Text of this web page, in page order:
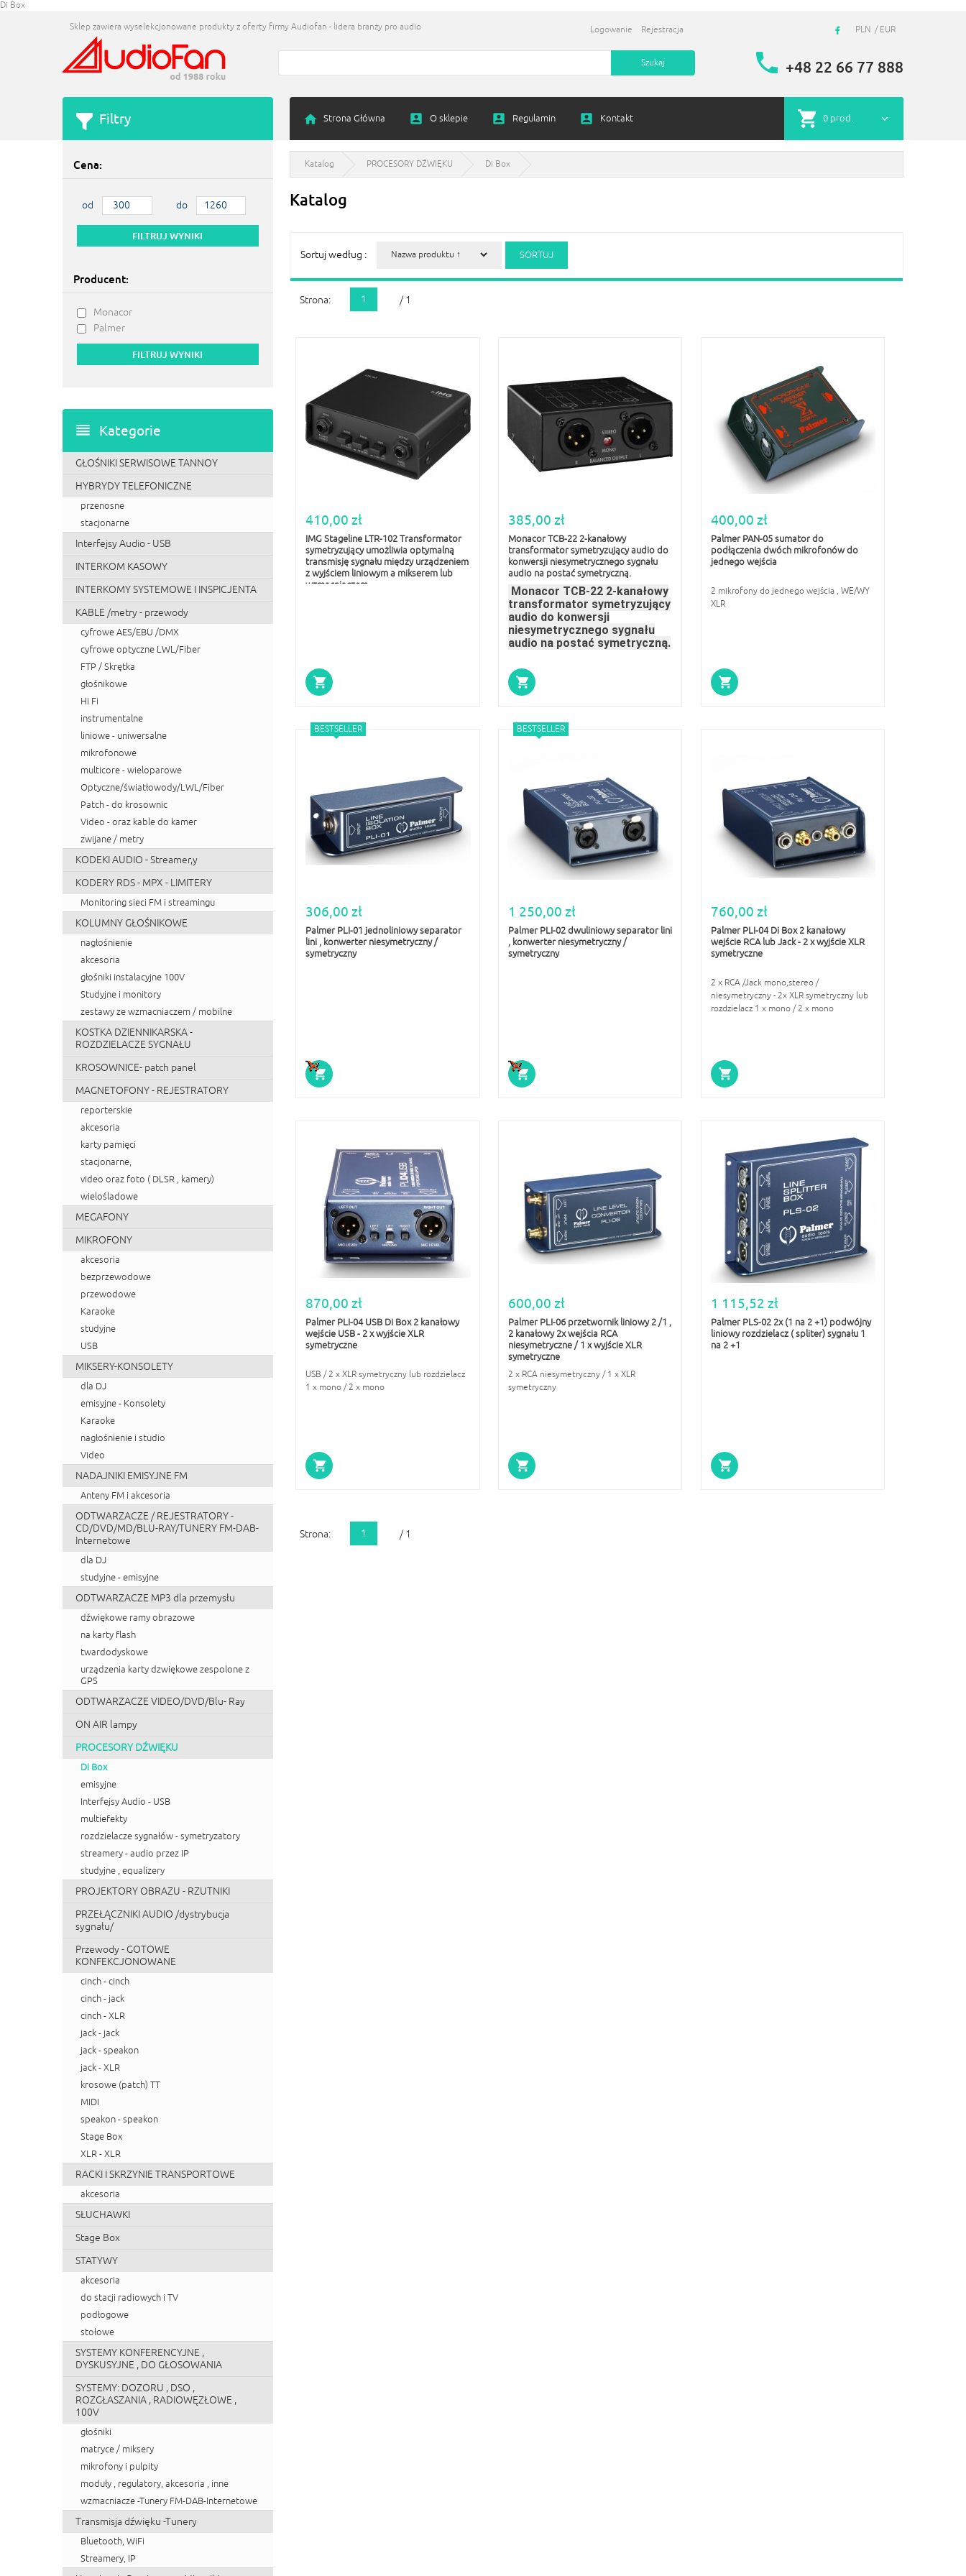
Di Box
Strona Główna O sklepie Regulamin Kontakt 0 prod.
Logowanie Rejestracja
Sklep zawiera wyselekcjonowane produkty z oferty firmy Audiofan - lidera branży pro audio
+48 22 66 77 888
PLN EUR
Filtry
Cena:
od do
Producent:
Monacor
Palmer
Kategorie
GŁOŚNIKI SERWISOWE TANNOY
HYBRYDY TELEFONICZNE
przenosne
stacjonarne
Interfejsy Audio - USB
INTERKOM KASOWY
INTERKOMY SYSTEMOWE I INSPICJENTA
KABLE /metry - przewody
cyfrowe AES/EBU /DMX
cyfrowe optyczne LWL/Fiber
FTP / Skrętka
głośnikowe
Hi Fi
instrumentalne
liniowe - uniwersalne
mikrofonowe
multicore - wieloparowe
Optyczne/światłowody/LWL/Fiber
Patch - do krosownic
Video - oraz kable do kamer
zwijane / metry
KODEKI AUDIO - Streamer,y
KODERY RDS - MPX - LIMITERY
Monitoring sieci FM i streamingu
KOLUMNY GŁOŚNIKOWE
nagłośnienie
akcesoria
głośniki instalacyjne 100V
Studyjne i monitory
zestawy ze wzmacniaczem / mobilne
KOSTKA DZIENNIKARSKA -
ROZDZIELACZE SYGNAŁU
KROSOWNICE- patch panel
MAGNETOFONY - REJESTRATORY
reporterskie
akcesoria
karty pamięci
stacjonarne,
video oraz foto ( DLSR , kamery)
wielośladowe
MEGAFONY
MIKROFONY
akcesoria
bezprzewodowe
przewodowe
Karaoke
studyjne
USB
MIKSERY-KONSOLETY
dla DJ
emisyjne - Konsolety
Karaoke
nagłośnienie i studio
Video
NADAJNIKI EMISYJNE FM
Anteny FM i akcesoria
ODTWARZACZE / REJESTRATORY -
CD/DVD/MD/BLU-RAY/TUNERY FM-DAB-
Internetowe
dla DJ
studyjne - emisyjne
ODTWARZACZE MP3 dla przemysłu
dźwiękowe ramy obrazowe
na karty flash
twardodyskowe
urządzenia karty dzwiękowe zespolone z
GPS
ODTWARZACZE VIDEO/DVD/Blu- Ray
ON AIR lampy
PROCESORY DŹWIĘKU
Di Box
emisyjne
Interfejsy Audio - USB
multiefekty
rozdzielacze sygnałów - symetryzatory
streamery - audio przez IP
studyjne , equalizery
PROJEKTORY OBRAZU - RZUTNIKI
PRZEŁĄCZNIKI AUDIO /dystrybucja
sygnału/
Przewody - GOTOWE
KONFEKCJONOWANE
cinch - cinch
cinch - jack
cinch - XLR
jack - jack
jack - speakon
jack - XLR
krosowe (patch) TT
MIDI
speakon - speakon
Stage Box
XLR - XLR
RACKI I SKRZYNIE TRANSPORTOWE
akcesoria
SŁUCHAWKI
Stage Box
STATYWY
akcesoria
do stacji radiowych i TV
podłogowe
stołowe
SYSTEMY KONFERENCYJNE ,
DYSKUSYJNE , DO GŁOSOWANIA
SYSTEMY: DOZORU , DSO ,
ROZGŁASZANIA , RADIOWĘZŁOWE ,
100V
głośniki
matryce / miksery
mikrofony i pulpity
moduły , regulatory, akcesoria , inne
wzmacniacze -Tunery FM-DAB-Internetowe
Transmisja dźwięku -Tunery
Bluetooth, WiFi
Streamery, IP
Katalog PROCESORY DŹWIĘKU Di Box
Katalog
Sortuj według :
Strona: 1 / 1
410,00 zł
IMG Stageline LTR-102 Transformator
symetryzujący umożliwia optymalną
transmisję sygnału między urządzeniem
z wyjściem liniowym a mikserem lub
wzmacniaczem
385,00 zł
Monacor TCB-22 2-kanałowy
transformator symetryzujący audio do
konwersji niesymetrycznego sygnału
audio na postać symetryczną.
Monacor TCB-22 2-kanałowy
transformator symetryzujący
audio do konwersji
niesymetrycznego sygnału
audio na postać symetryczną.
400,00 zł
Palmer PAN-05 sumator do
podłączenia dwóch mikrofonów do
jednego wejścia
2 mikrofony do jednego wejścia , WE/WY
XLR
BESTSELLER
306,00 zł
Palmer PLI-01 jednoliniowy separator
lini , konwerter niesymetryczny /
symetryczny
BESTSELLER
1 250,00 zł
Palmer PLI-02 dwuliniowy separator lini
, konwerter niesymetryczny /
symetryczny
760,00 zł
Palmer PLI-04 Di Box 2 kanałowy
wejście RCA lub Jack - 2 x wyjście XLR
symetryczne
2 x RCA /Jack mono,stereo /
niesymetryczny - 2x XLR symetryczny lub
rozdzielacz 1 x mono / 2 x mono
870,00 zł
Palmer PLI-04 USB Di Box 2 kanałowy
wejście USB - 2 x wyjście XLR
symetryczne
USB / 2 x XLR symetryczny lub rozdzielacz
1 x mono / 2 x mono
600,00 zł
Palmer PLI-06 przetwornik liniowy 2 /1 ,
2 kanałowy 2x wejścia RCA
niesymetryczne / 1 x wyjście XLR
symetryczne
2 x RCA niesymetryczny / 1 x XLR
symetryczny
1 115,52 zł
Palmer PLS-02 2x (1 na 2 +1) podwójny
liniowy rozdzielacz ( spliter) sygnału 1
na 2 +1
Strona: 1 / 1